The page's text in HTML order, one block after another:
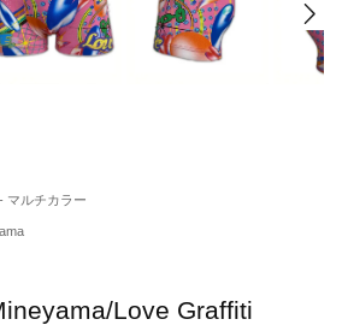
マルチカラー
Love Graffiti